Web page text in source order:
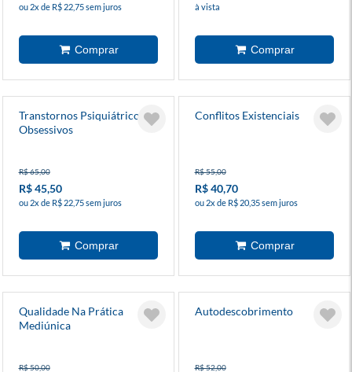
ou 2x de R$ 22,75 sem juros à vista
Transtornos Psiquiátricos E
Obsessivos
R$ 65,00
R$ 45,50
ou 2x de R$ 22,75 sem juros
Conflitos Existenciais
R$ 55,00
R$ 40,70
ou 2x de R$ 20,35 sem juros
Qualidade Na Prática
Mediúnica
R$ 50,00
Autodescobrimento
R$ 52,00